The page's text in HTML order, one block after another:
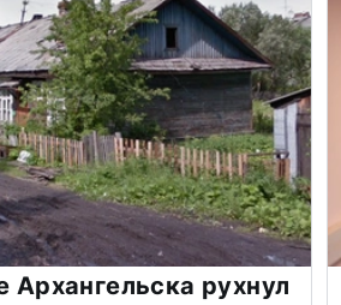
Архангельска рухнул